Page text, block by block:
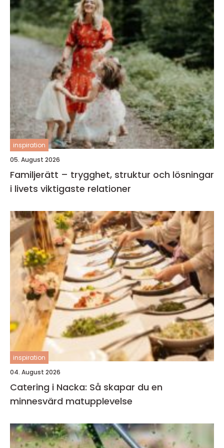
inspiration
05. August 2026
Familjerätt – trygghet, struktur och lösningar
i livets viktigaste relationer
inspiration
04. August 2026
Catering i Nacka: Så skapar du en
minnesvärd matupplevelse